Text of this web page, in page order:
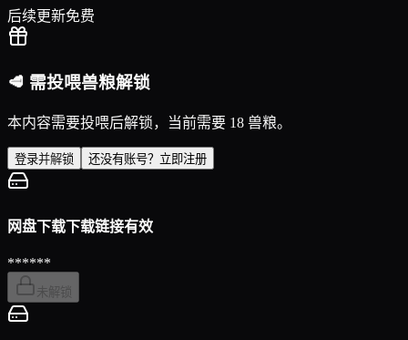
后续更新免费
🥩 需投喂兽粮解锁
本内容需要投喂后解锁，当前需要 18 兽粮。
登录并解锁 还没有账号？立即注册
网盘下载下载链接有效
******
未解锁